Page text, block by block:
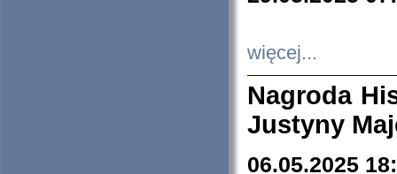
więcej...
Nagroda
Justyny
06.05.2025